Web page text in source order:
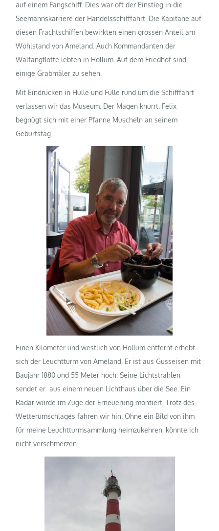
auf einem Fangschiff. Dies war oft der Einstieg in die
Seemannskarriere der Handelsschifffahrt. Die Kapitäne auf
diesen Frachtschiffen bewirkten einen grossen Anteil am
Wohlstand von Ameland. Auch Kommandanten der
Walfangflotte lebten in Hollum. Auf dem Friedhof sind
einige Grabmäler zu sehen.
Mit Eindrücken in Hülle und Fülle rund um die Schifffahrt
verlassen wir das Museum. Der Magen knurrt. Felix
begnügt sich mit einer Pfanne Muscheln an seinem
Geburtstag.
Einen Kilometer und westlich von Hollum entfernt erhebt
sich der Leuchtturm von Ameland. Er ist aus Gusseisen mit
Baujahr 1880 und 55 Meter hoch. Seine Lichtstrahlen
sendet er aus einem neuen Lichthaus über die See. Ein
Radar wurde im Zuge der Erneuerung montiert. Trotz des
Wetterumschlages fahren wir hin. Ohne ein Bild von ihm
für meine Leuchtturmsammlung heimzukehren, könnte ich
nicht verschmerzen.